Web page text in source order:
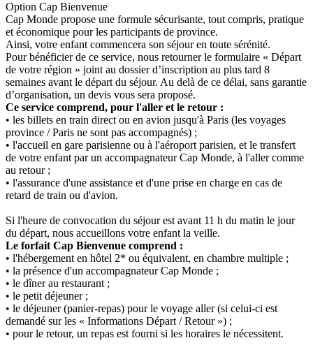
Option Cap Bienvenue
Cap Monde propose une formule sécurisante, tout compris, pratique
et économique pour les participants de province.
Ainsi, votre enfant commencera son séjour en toute sérénité.
Pour bénéficier de ce service, nous retourner le formulaire « Départ
de votre région » joint au dossier d’inscription au plus tard 8
semaines avant le départ du séjour. Au delà de ce délai, sans garantie
d’organisation, un devis vous sera proposé.
Ce service comprend, pour l'aller et le retour :
• les billets en train direct ou en avion jusqu'à Paris (les voyages
province / Paris ne sont pas accompagnés) ;
• l'accueil en gare parisienne ou à l'aéroport parisien, et le transfert
de votre enfant par un accompagnateur Cap Monde, à l'aller comme
au retour ;
• l'assurance d'une assistance et d'une prise en charge en cas de
retard de train ou d'avion.
Si l'heure de convocation du séjour est avant 11 h du matin le jour
du départ, nous accueillons votre enfant la veille.
Le forfait Cap Bienvenue comprend :
• l'hébergement en hôtel 2* ou équivalent, en chambre multiple ;
• la présence d'un accompagnateur Cap Monde ;
• le dîner au restaurant ;
• le petit déjeuner ;
• le déjeuner (panier-repas) pour le voyage aller (si celui-ci est
demandé sur les « Informations Départ / Retour ») ;
• pour le retour, un repas est fourni si les horaires le nécessitent.